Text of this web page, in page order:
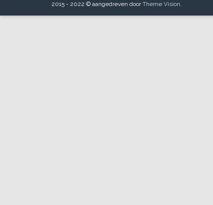
2015 - 2022 © aangedreven doorTheme Vision.